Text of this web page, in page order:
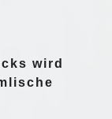
wird